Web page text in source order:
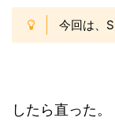
今回は、
したら直った。